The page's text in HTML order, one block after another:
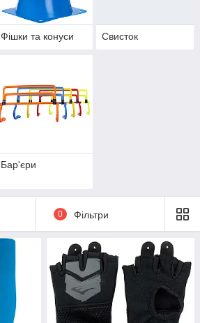
Фішки та конуси Свисток
Бар'єри
0 Фільтри